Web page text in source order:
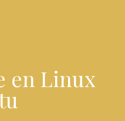
en Linux